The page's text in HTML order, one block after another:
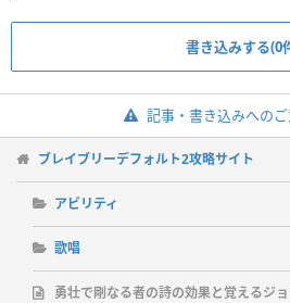
書き込みする(0
記事・書き込みへの
ブレイブリーデフォルト2攻略サイト
アビリティ
歌唱
勇壮で剛なる者の詩の効果と覚えるジョ